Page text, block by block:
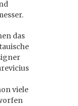
das
viele